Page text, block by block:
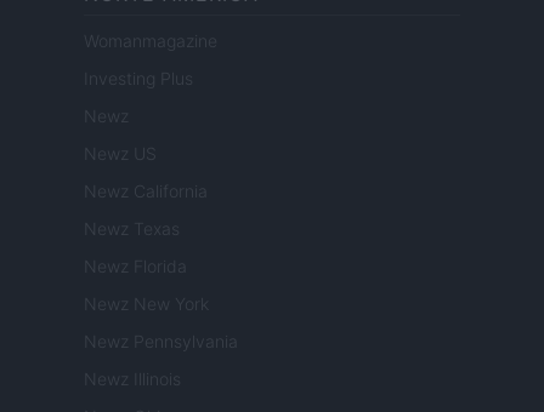
Womanmagazine
Investing Plus
Newz
Newz US
Newz California
Newz Texas
Newz Florida
Newz New York
Newz Pennsylvania
Newz Illinois